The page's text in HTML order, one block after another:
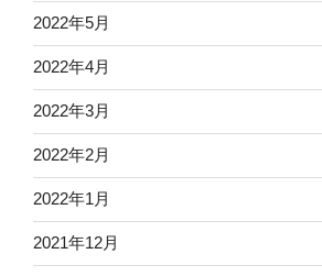
2022年5月
2022年4月
2022年3月
2022年2月
2022年1月
2021年12月